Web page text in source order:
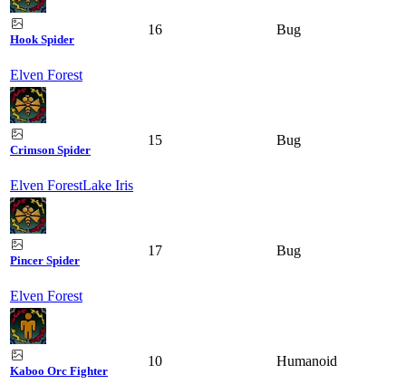
Hook Spider
Elven Forest
16 Bug
Crimson Spider
Elven ForestLake Iris
15 Bug
Pincer Spider
Elven Forest
17 Bug
Kaboo Orc Fighter
10 Humanoid